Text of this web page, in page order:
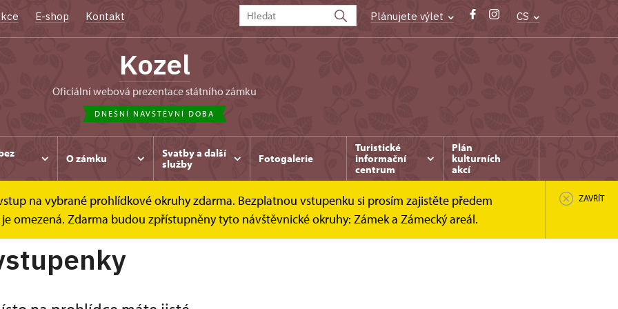
E-shop Kontakt Plánujete výlet CS
Kozel
oficiální webová prezentace státního zámku
DNEŠNÍ NÁVŠTĚVNÍ DOBA
O zámku
Svatby a další
služby
Fotogalerie
Turistické
informační
centrum
Plán
kulturních
akcí
na vybrané prohlídkové okruhy zdarma. Bezplatnou vstupenku si prosím zajistěte předem
omezená. Zdarma budou zpřístupněny tyto návštěvnické okruhy: Zámek a Zámecký areál.
ZAVŘÍT
Online vstupenky